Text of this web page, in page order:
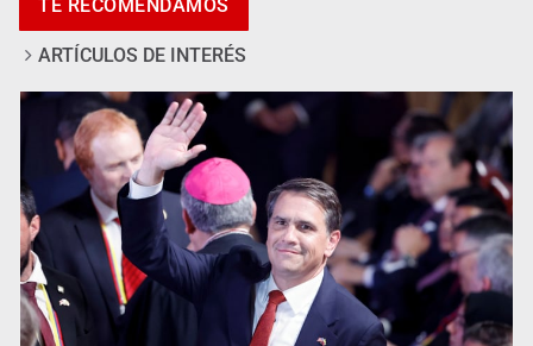
Interpol
Avalan rebaja del Siapa para 203 colonias
TE RECOMENDAMOS
ARTÍCULOS DE INTERÉS